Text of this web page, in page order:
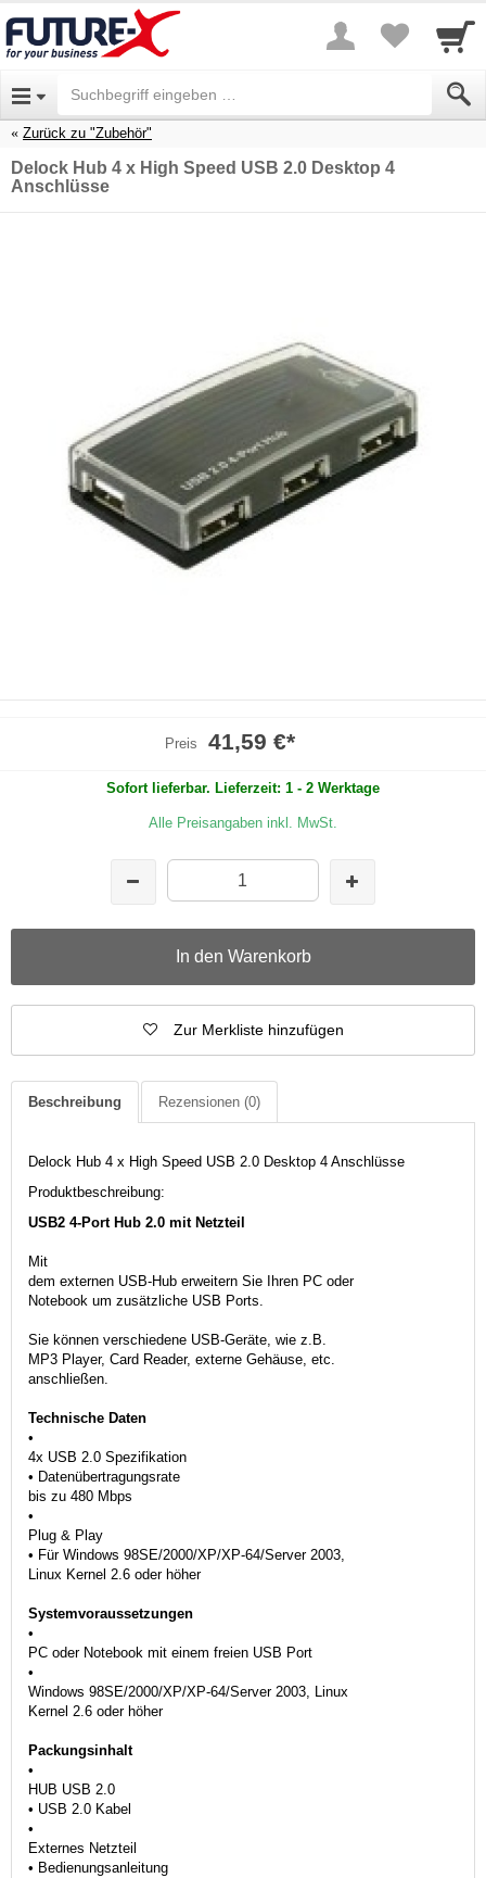
Zurück zu "Zubehör"
Delock Hub 4 x High Speed USB 2.0 Desktop 4
Anschlüsse
Preis 41,59 €*
Sofort lieferbar. Lieferzeit: 1 - 2 Werktage
Alle Preisangaben inkl. MwSt.
In den Warenkorb
Zur Merkliste hinzufügen
Beschreibung Rezensionen (0)
Delock Hub 4 x High Speed USB 2.0 Desktop 4 Anschlüsse
Produktbeschreibung:
USB2 4-Port Hub 2.0 mit Netzteil
Mit
dem externen USB-Hub erweitern Sie Ihren PC oder
Notebook um zusätzliche USB Ports.
Sie können verschiedene USB-Geräte, wie z.B.
MP3 Player, Card Reader, externe Gehäuse, etc.
anschließen.
Technische Daten
•
4x USB 2.0 Spezifikation
• Datenübertragungsrate
bis zu 480 Mbps
•
Plug & Play
• Für Windows 98SE/2000/XP/XP-64/Server 2003,
Linux Kernel 2.6 oder höher
Systemvoraussetzungen
•
PC oder Notebook mit einem freien USB Port
•
Windows 98SE/2000/XP/XP-64/Server 2003, Linux
Kernel 2.6 oder höher
Packungsinhalt
•
HUB USB 2.0
• USB 2.0 Kabel
•
Externes Netzteil
• Bedienungsanleitung